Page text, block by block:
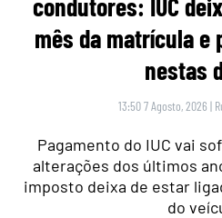
condutores: IUC
mês da matrícula e
nestas
13:50 7 Agosto, 2026 |
Pagamento do IUC vai
alterações dos últimos
imposto deixa de estar
do